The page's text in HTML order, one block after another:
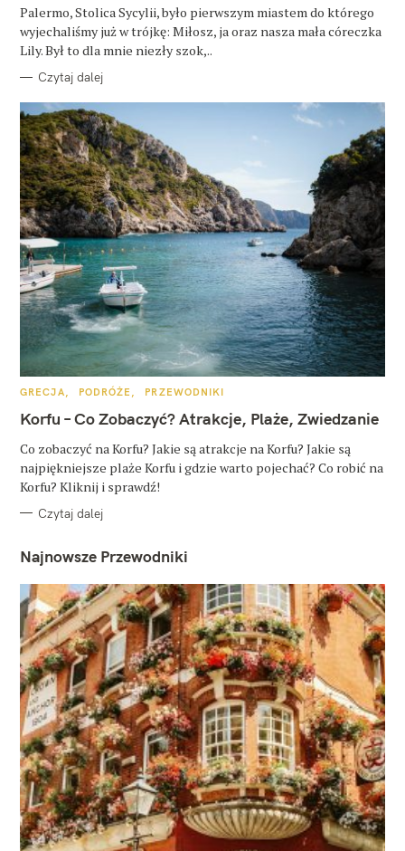
Palermo, Stolica Sycylii, było pierwszym miastem do którego
wyjechaliśmy już w trójkę: Miłosz, ja oraz nasza mała córeczka
Lily. Był to dla mnie niezły szok,..
Czytaj dalej
K
T
E
O
R
I
GRECJA PODRÓŻE PRZEWODNIKI
Korfu – Co Zobaczyć? Atrakcje, Plaże, Zwiedzanie
Co zobaczyć na Korfu? Jakie są atrakcje na Korfu? Jakie są
najpiękniejsze plaże Korfu i gdzie warto pojechać? Co robić na
Korfu? Kliknij i sprawdź!
Czytaj dalej
Najnowsze Przewodniki